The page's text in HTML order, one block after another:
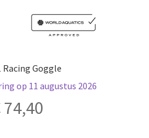
Racing Goggle
op 11 augustus 2026
74,40